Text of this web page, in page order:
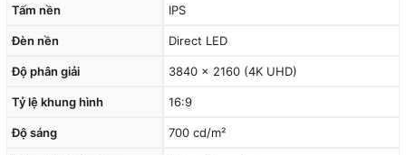
Tấm nền IPS
Đèn nền Direct LED
Độ phân giải 3840 x 2160 (4K UHD)
Tỷ lệ khung hình 16:9
Độ sáng 700 cd/m²